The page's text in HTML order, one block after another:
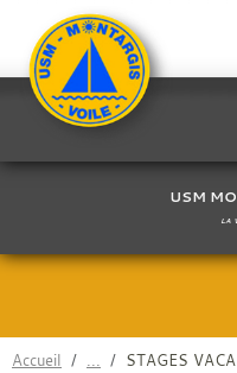
USM
LA
Accueil STAGES
Panneau de gestion des